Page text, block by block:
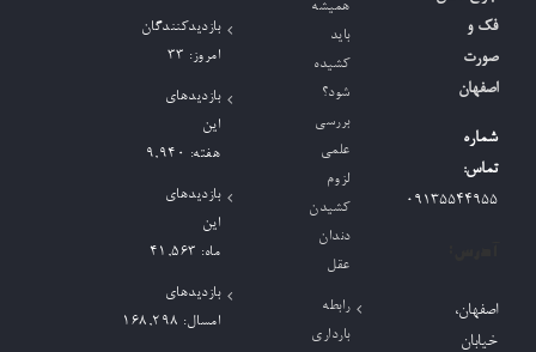
فک و
صورت
اصفهان
شماره
تماس:
09135544955
اصفهان،
خیابان
همیشه
باید
کشیده
شود؟
بررسی
علمی
لزوم
کشیدن
دندان
عقل
رابطه
بارداری
بازدیدکنندگان
امروز: 33
بازدیدهای
این
هفته: 9,940
بازدیدهای
این
ماه: 41,563
بازدیدهای
امسال: 168,298